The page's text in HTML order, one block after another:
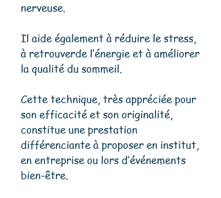
nerveuse.
Il aide également à réduire le stress,
à retrouverde l’énergie et à améliorer
la qualité du sommeil.
Cette technique, très appréciée pour
son efficacité et son originalité,
constitue une prestation
différenciante à proposer en institut,
en entreprise ou lors d’événements
bien-être.